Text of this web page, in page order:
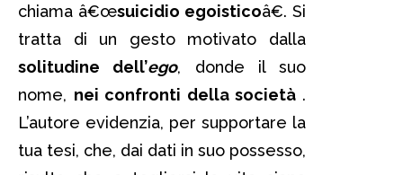
chiama â€œsuicidio egoisticoâ€. Si
tratta di un gesto motivato dalla
solitudine dell’ego, donde il suo
nome, nei confronti della società .
L’autore evidenzia, per supportare la
tua tesi, che, dai dati in suo possesso,